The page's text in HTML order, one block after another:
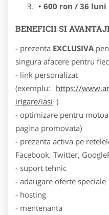
600 ron / 36 luni
BENEFICII SI
- prezenta EXCLUSIVA
singura afacere pentru
- link personalizat
(exemplu:
https://
irigare/iasi )
- optimizare pentru
pagina promovata)
- prezenta activa pe
Facebook, Twitter,
- suport tehnic
- adaugare oferte speciale
- hosting
- mentenanta